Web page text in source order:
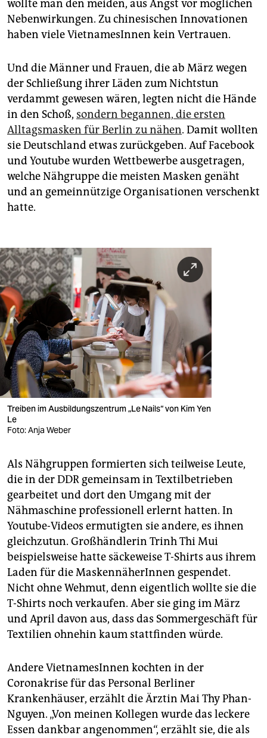
wollte man den meiden, aus Angst vor möglichen
Nebenwirkungen. Zu chinesischen Innovationen
haben viele VietnamesInnen kein Vertrauen.
Und die Männer und Frauen, die ab März wegen
der Schließung ihrer Läden zum Nichtstun
verdammt gewesen wären, legten nicht die Hände
in den Schoß, sondern begannen, die ersten
Alltagsmasken für Berlin zu nähen. Damit wollten
sie Deutschland etwas zurückgeben. Auf Facebook
und Youtube wurden Wettbewerbe ausgetragen,
welche Nähgruppe die meisten Masken genäht
und an gemeinnützige Organisationen verschenkt
hatte.
Treiben im Ausbildungszentrum „Le Nails“ von Kim Yen
Le
Foto: Anja Weber
Als Nähgruppen formierten sich teilweise Leute,
die in der DDR gemeinsam in Textilbetrieben
gearbeitet und dort den Umgang mit der
Nähmaschine professionell erlernt hatten. In
Youtube-Videos ermutigten sie andere, es ihnen
gleichzutun. Großhändlerin Trinh Thi Mui
beispielsweise hatte säckeweise T-Shirts aus ihrem
Laden für die MaskennäherInnen gespendet.
Nicht ohne Wehmut, denn eigentlich wollte sie die
T-Shirts noch verkaufen. Aber sie ging im März
und April davon aus, dass das Sommergeschäft für
Textilien ohnehin kaum stattfinden würde.
Andere VietnamesInnen kochten in der
Coronakrise für das Personal Berliner
Krankenhäuser, erzählt die Ärztin Mai Thy Phan-
Nguyen. „Von meinen Kollegen wurde das leckere
Essen dankbar angenommen“, erzählt sie, die als